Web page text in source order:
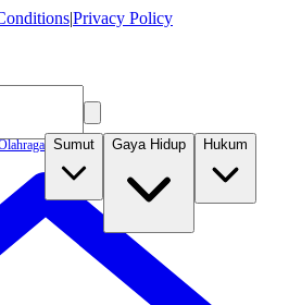
|Privacy Policy
Sumut Gaya Hidup Hukum